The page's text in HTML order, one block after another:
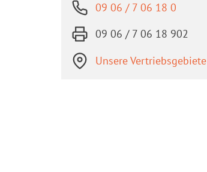
09 06 / 7 06 18 0
09 06 / 7 06 18 902
Unsere Vertriebsgebiete